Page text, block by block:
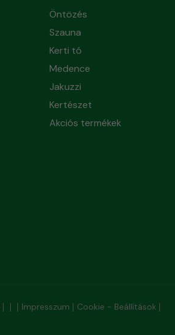
Öntözés
Szauna
Kerti tó
Medence
Jakuzzi
Kertészet
Akciós termékek
Impresszum Cookie - Beállítások